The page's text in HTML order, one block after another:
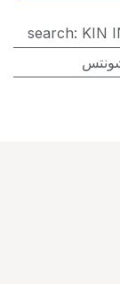
search: KIN